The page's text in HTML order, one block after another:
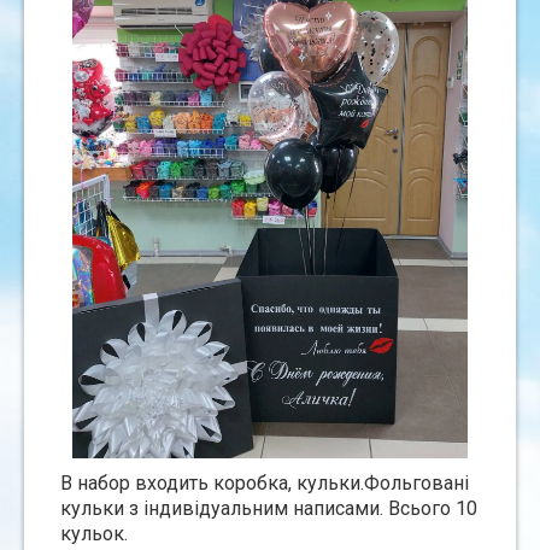
В набор входить коробка, кульки.Фольгованi
кульки з iндивiдуальним написами. Всього 10
кульок.